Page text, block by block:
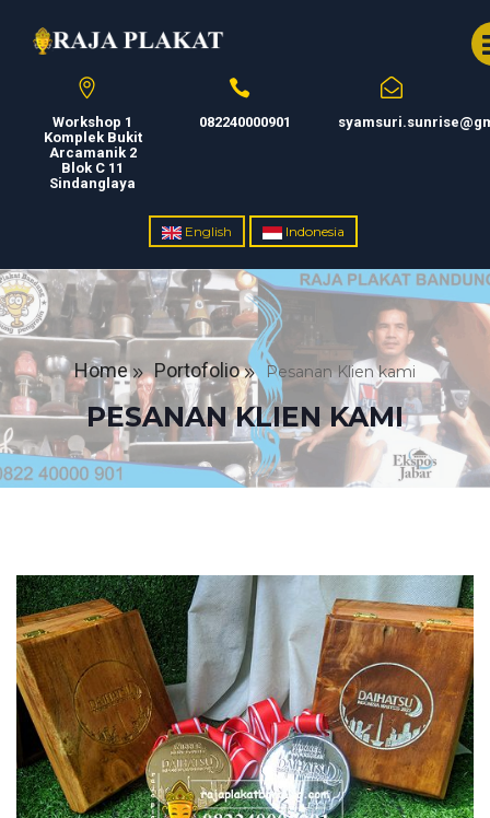
Workshop 1
Komplek Bukit
Arcamanik 2
Blok C 11
Sindanglaya
082240000901
English Indonesia
Home Portofolio Pesanan Klien kami
PESANAN KLIEN KAMI